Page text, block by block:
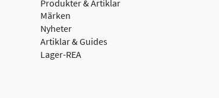
Produkter & Artiklar
Märken
Nyheter
Artiklar & Guides
Lager-REA